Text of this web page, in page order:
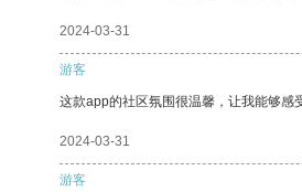
2024-03-31
游客
这款app的社区氛围很温馨，让我能够感
2024-03-31
游客